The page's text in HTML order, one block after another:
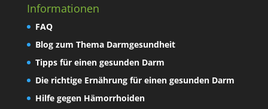
Informationen
FAQ
Blog zum Thema Darmgesundheit
Tipps für einen gesunden Darm
Die richtige Ernährung für einen gesunden Darm
Hilfe gegen Hämorrhoiden